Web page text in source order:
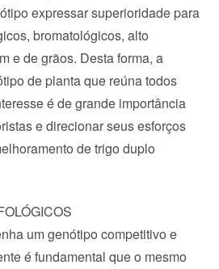
expressar superioridade para
bromatológicos, alto
e de grãos. Desta forma, a
de planta que reúna todos
é de grande importância
e direcionar seus esforços
de trigo duplo
um genótipo competitivo e
é fundamental que o mesmo